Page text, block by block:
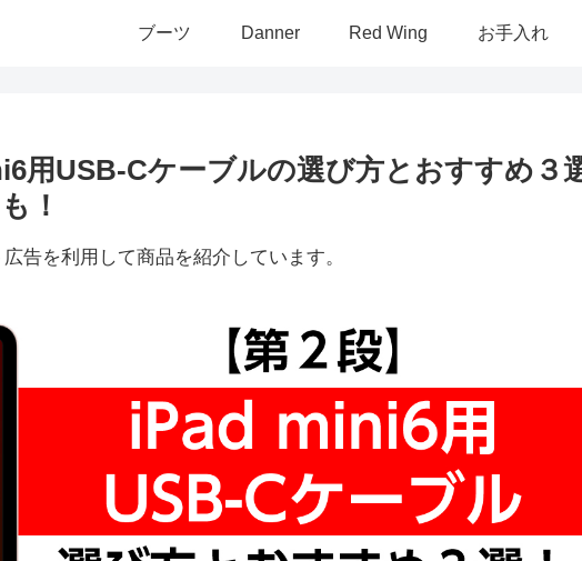
ブーツ Danner Red Wing お手入れ
用USB-Cケーブルの選び方とおすすめ３
！
告を利用して商品を紹介しています。